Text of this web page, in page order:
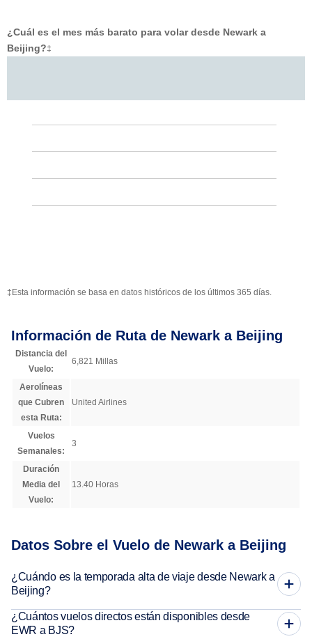
¿Cuál es el mes más barato para volar desde Newark a
Beijing?‡
‡Esta información se basa en datos históricos de los últimos 365 días.
Información de Ruta de Newark a Beijing
Distancia del
Vuelo:
6,821 Millas
Aerolíneas
que Cubren
esta Ruta:
United Airlines
Vuelos
Semanales:
3
Duración
Media del
Vuelo:
13.40 Horas
Datos Sobre el Vuelo de Newark a Beijing
¿Cuándo es la temporada alta de viaje desde Newark a
Beijing?
¿Cuántos vuelos directos están disponibles desde
EWR a BJS?